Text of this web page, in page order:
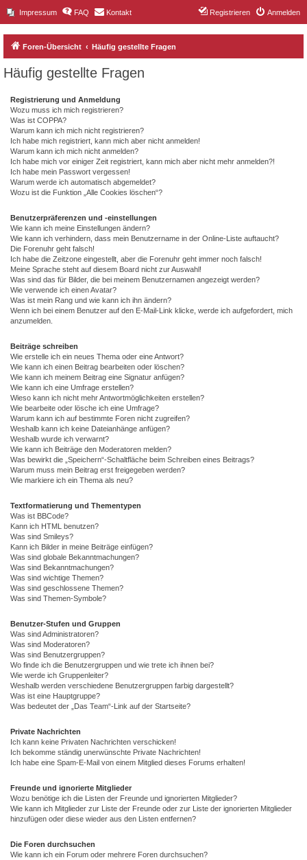
Impressum FAQ Kontakt Anmelden
Registrieren
Foren-Übersicht Häufig gestellte Fragen
Häufig gestellte Fragen
Registrierung und Anmeldung
Wozu muss ich mich registrieren?
Was ist COPPA?
Warum kann ich mich nicht registrieren?
Ich habe mich registriert, kann mich aber nicht anmelden!
Warum kann ich mich nicht anmelden?
Ich habe mich vor einiger Zeit registriert, kann mich aber nicht mehr anmelden?!
Ich habe mein Passwort vergessen!
Warum werde ich automatisch abgemeldet?
Wozu ist die Funktion „Alle Cookies löschen“?
Benutzerpräferenzen und -einstellungen
Wie kann ich meine Einstellungen ändern?
Wie kann ich verhindern, dass mein Benutzername in der Online-Liste auftaucht?
Die Forenuhr geht falsch!
Ich habe die Zeitzone eingestellt, aber die Forenuhr geht immer noch falsch!
Meine Sprache steht auf diesem Board nicht zur Auswahl!
Was sind das für Bilder, die bei meinem Benutzernamen angezeigt werden?
Wie verwende ich einen Avatar?
Was ist mein Rang und wie kann ich ihn ändern?
Wenn ich bei einem Benutzer auf den E-Mail-Link klicke, werde ich aufgefordert, mich
anzumelden.
Beiträge schreiben
Wie erstelle ich ein neues Thema oder eine Antwort?
Wie kann ich einen Beitrag bearbeiten oder löschen?
Wie kann ich meinem Beitrag eine Signatur anfügen?
Wie kann ich eine Umfrage erstellen?
Wieso kann ich nicht mehr Antwortmöglichkeiten erstellen?
Wie bearbeite oder lösche ich eine Umfrage?
Warum kann ich auf bestimmte Foren nicht zugreifen?
Weshalb kann ich keine Dateianhänge anfügen?
Weshalb wurde ich verwarnt?
Wie kann ich Beiträge den Moderatoren melden?
Was bewirkt die „Speichern“-Schaltfläche beim Schreiben eines Beitrags?
Warum muss mein Beitrag erst freigegeben werden?
Wie markiere ich ein Thema als neu?
Textformatierung und Thementypen
Was ist BBCode?
Kann ich HTML benutzen?
Was sind Smileys?
Kann ich Bilder in meine Beiträge einfügen?
Was sind globale Bekanntmachungen?
Was sind Bekanntmachungen?
Was sind wichtige Themen?
Was sind geschlossene Themen?
Was sind Themen-Symbole?
Benutzer-Stufen und Gruppen
Was sind Administratoren?
Was sind Moderatoren?
Was sind Benutzergruppen?
Wo finde ich die Benutzergruppen und wie trete ich ihnen bei?
Wie werde ich Gruppenleiter?
Weshalb werden verschiedene Benutzergruppen farbig dargestellt?
Was ist eine Hauptgruppe?
Was bedeutet der „Das Team“-Link auf der Startseite?
Private Nachrichten
Ich kann keine Privaten Nachrichten verschicken!
Ich bekomme ständig unerwünschte Private Nachrichten!
Ich habe eine Spam-E-Mail von einem Mitglied dieses Forums erhalten!
Freunde und ignorierte Mitglieder
Wozu benötige ich die Listen der Freunde und ignorierten Mitglieder?
Wie kann ich Mitglieder zur Liste der Freunde oder zur Liste der ignorierten Mitglieder
hinzufügen oder diese wieder aus den Listen entfernen?
Die Foren durchsuchen
Wie kann ich ein Forum oder mehrere Foren durchsuchen?